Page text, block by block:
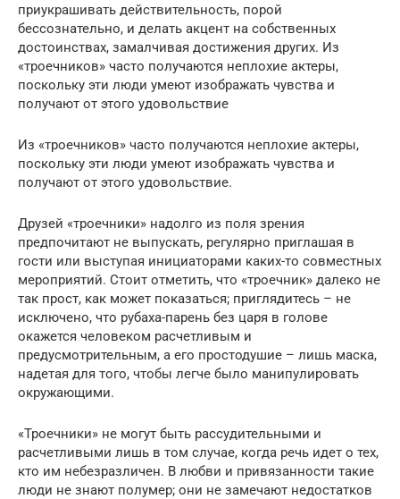
приукрашивать действительность, порой
бессознательно, и делать акцент на собственных
достоинствах, замалчивая достижения других. Из
«троечников» часто получаются неплохие актеры,
поскольку эти люди умеют изображать чувства и
получают от этого удовольствие
Из «троечников» часто получаются неплохие актеры,
поскольку эти люди умеют изображать чувства и
получают от этого удовольствие.
Друзей «троечники» надолго из поля зрения
предпочитают не выпускать, регулярно приглашая в
гости или выступая инициаторами каких-то совместных
мероприятий. Стоит отметить, что «троечник» далеко не
так прост, как может показаться; приглядитесь – не
исключено, что рубаха-парень без царя в голове
окажется человеком расчетливым и
предусмотрительным, а его простодушие – лишь маска,
надетая для того, чтобы легче было манипулировать
окружающими.
«Троечники» не могут быть рассудительными и
расчетливыми лишь в том случае, когда речь идет о тех,
кто им небезразличен. В любви и привязанности такие
люди не знают полумер; они не замечают недостатков